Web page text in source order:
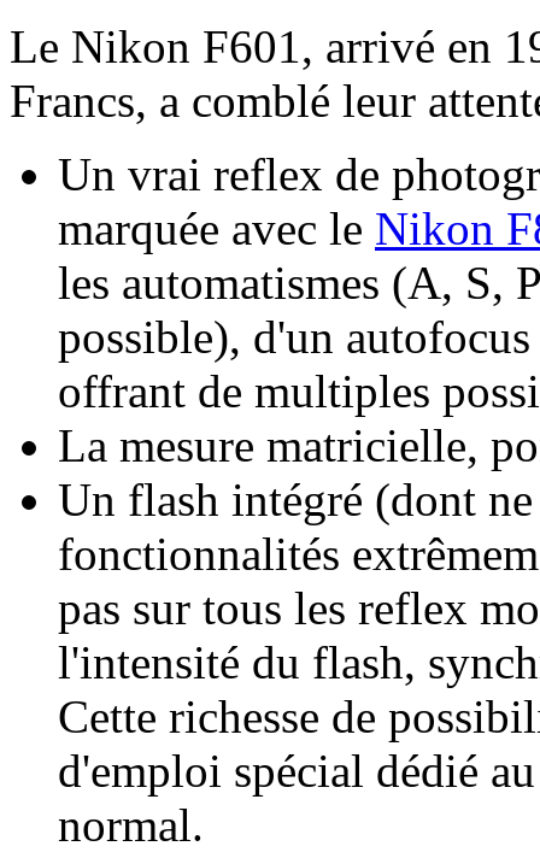
Le Nikon F601, arrivé en
Francs, a comblé leur
Un vrai reflex de
marquée avec le Nikon
les automatismes (A, S,
possible), d'un
offrant de multiples
La mesure matricielle,
Un flash intégré (dont
fonctionnalités
pas sur tous les reflex
l'intensité du flash,
Cette richesse de
d'emploi spécial dédié
normal.